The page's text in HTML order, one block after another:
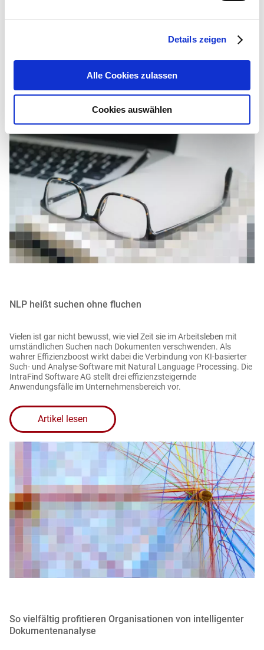
Details zeigen
Alle Cookies zulassen
Cookies auswählen
Organisationen steigern mit ihnen ihre Effizienz, verbessern
ihren Kundenservice und bleiben wettbewerbsfähig.“
NLP heißt suchen ohne fluchen
Vielen ist gar nicht bewusst, wie viel Zeit sie im Arbeitsleben mit
umständlichen Suchen nach Dokumenten verschwenden. Als
wahrer Effizienzboost wirkt dabei die Verbindung von KI-basierter
Such- und Analyse-Software mit Natural Language Processing. Die
IntraFind Software AG stellt drei effizienzsteigernde
Anwendungsfälle im Unternehmensbereich vor.
Artikel lesen
So vielfältig profitieren Organisationen von intelligenter
Dokumentenanalyse